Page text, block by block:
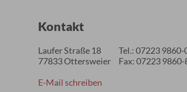
Kontakt
Laufer Straße 18
77833 Ottersweier
Tel.: 07223 9860-
Fax: 07223 9860-
E-Mail schreiben